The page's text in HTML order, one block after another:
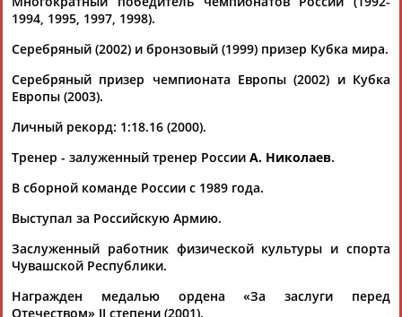
БУЛАТОВА
1994, 1995, 1997, 1998).
Серебряный (2002) и бронзовый (1999) призер Кубка мира.
Серебряный призер чемпионата Европы (2002) и Кубка
Европы (2003).
Личный рекорд: 1:18.16 (2000).
Тренер - залуженный тренер России А. Николаев.
В сборной команде России с 1989 года.
Выступал за Российскую Армию.
Заслуженный работник физической культуры и спорта
Чувашской Республики.
Награжден медалью ордена «За заслуги перед
Отечеством» II степени (2001).